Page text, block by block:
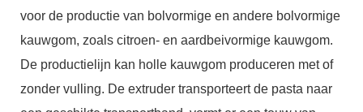
voor de productie van bolvormige en andere bolvormige
kauwgom, zoals citroen- en aardbeivormige kauwgom.
De productielijn kan holle kauwgom produceren met of
zonder vulling. De extruder transporteert de pasta naar